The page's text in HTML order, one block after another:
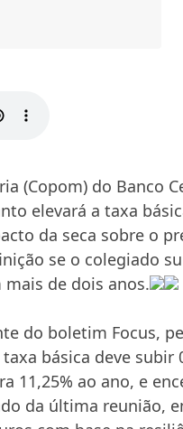
(Copom) do Banco
elevará a taxa
da seca sobre o
se o colegiado
mais de dois anos.
do boletim Focus,
básica deve subir
11,25% ao ano, e
da última reunião,